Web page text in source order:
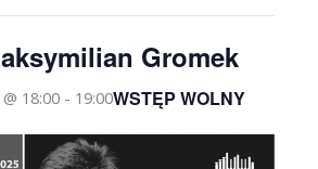
Gromek
18:00 - 19:00WSTĘP WOLNY